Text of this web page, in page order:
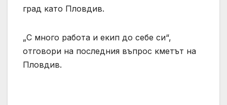
град като Пловдив.
„С много работа и екип до себе си“,
отговори на последния въпрос кметът на
Пловдив.